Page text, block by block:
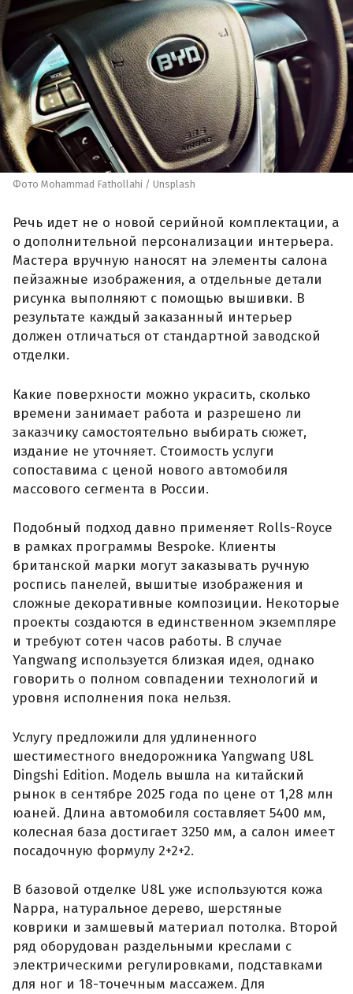
Фото Mohammad Fathollahi / Unsplash
Речь идет не о новой серийной комплектации, а
о дополнительной персонализации интерьера.
Мастера вручную наносят на элементы салона
пейзажные изображения, а отдельные детали
рисунка выполняют с помощью вышивки. В
результате каждый заказанный интерьер
должен отличаться от стандартной заводской
отделки.
Какие поверхности можно украсить, сколько
времени занимает работа и разрешено ли
заказчику самостоятельно выбирать сюжет,
издание не уточняет. Стоимость услуги
сопоставима с ценой нового автомобиля
массового сегмента в России.
Подобный подход давно применяет Rolls-Royce
в рамках программы Bespoke. Клиенты
британской марки могут заказывать ручную
роспись панелей, вышитые изображения и
сложные декоративные композиции. Некоторые
проекты создаются в единственном экземпляре
и требуют сотен часов работы. В случае
Yangwang используется близкая идея, однако
говорить о полном совпадении технологий и
уровня исполнения пока нельзя.
Услугу предложили для удлиненного
шестиместного внедорожника Yangwang U8L
Dingshi Edition. Модель вышла на китайский
рынок в сентябре 2025 года по цене от 1,28 млн
юаней. Длина автомобиля составляет 5400 мм,
колесная база достигает 3250 мм, а салон имеет
посадочную формулу 2+2+2.
В базовой отделке U8L уже используются кожа
Nappa, натуральное дерево, шерстяные
коврики и замшевый материал потолка. Второй
ряд оборудован раздельными креслами с
электрическими регулировками, подставками
для ног и 18-точечным массажем. Для